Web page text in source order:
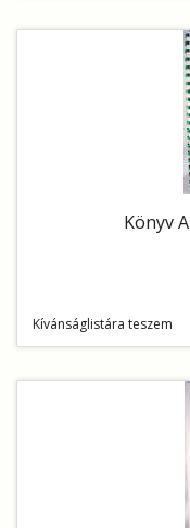
Könyv
Kívánságlistára teszem